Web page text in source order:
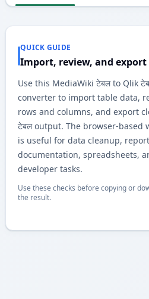
QUICK GUIDE
Import, review, and export
Use this MediaWiki टेबल to Qlik
converter to import table data,
rows and columns, and export
टेबल output. The browser-based
is useful for data cleanup,
documentation, spreadsheets,
developer tasks.
Use these checks before copying or
the result.